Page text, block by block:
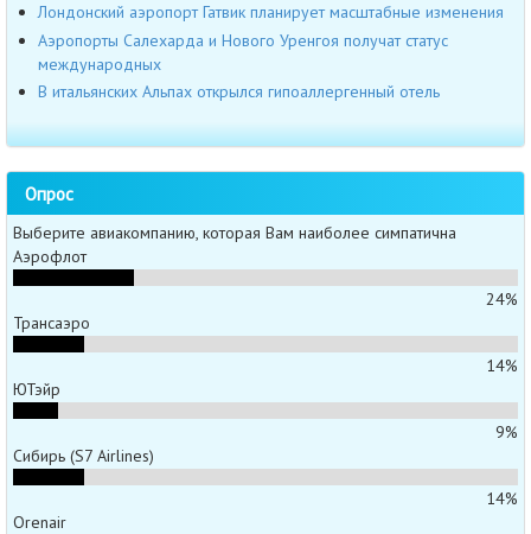
Лондонский аэропорт Гатвик планирует масштабные изменения
Аэропорты Салехарда и Нового Уренгоя получат статус
международных
В итальянских Альпах открылся гипоаллергенный отель
Опрос
Выберите авиакомпанию, которая Вам наиболее симпатична
Аэрофлот
24%
Трансаэро
14%
ЮТэйр
9%
Сибирь (S7 Airlines)
14%
Orenair